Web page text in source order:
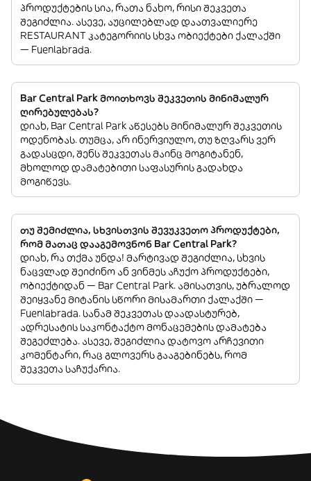
პროდუქტების სია, რათა ნახო, რისი შეკვეთა
შეგიძლია. ასევე, აუცილებლად დაათვალიერე
RESTAURANT კატეგორიის სხვა ობიექტები ქალაქში
— Fuenlabrada.
Bar Central Park მოითხოვს შეკვეთის მინიმალურ
ღირებულებას?
დიახ, Bar Central Park აწესებს მინიმალურ შეკვეთის
ოდენობას. თუმცა, არ ინერვიულო, თუ ზღვარს ვერ
გადასცდი, შენს შეკვეთას მაინც მოგიტანენ,
მხოლოდ დამატებითი საფასურის გადახდა
მოგიწევს.
თუ შემიძლია, სხვისთვის შევუკვეთო პროდუქტები,
რომ მათაც დააგემოვნონ Bar Central Park?
დიახ, რა თქმა უნდა! მარტივად შეგიძლია, სხვის
ნაცვლად შეიძინო ან ვინმეს აჩუქო პროდუქტები,
ობიექტიდან — Bar Central Park. ამისათვის, უბრალოდ
შეიყვანე მიტანის სწორი მისამართი ქალაქში —
Fuenlabrada. სანამ შეკვეთას დაადასტურებ,
ადრესატის საკონტაქტო მონაცემების დამატება
შეგეძლება. ასევე, შეგიძლია დატოვო არჩევითი
კომენტარი, რაც გლოვერს გააგებინებს, რომ
შეკვეთა საჩუქარია.